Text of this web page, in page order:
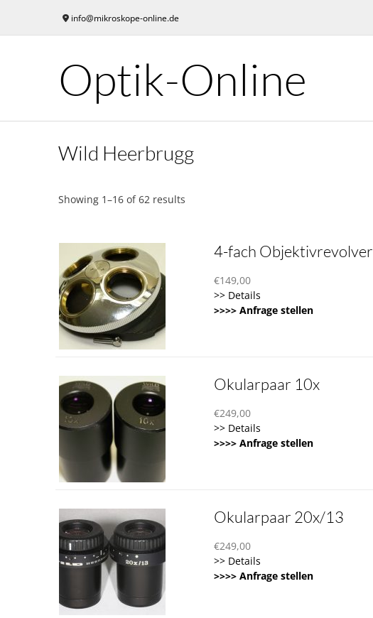
content
info@mikroskope-online.de
Optik-Online
Wild Heerbrugg
Showing 1–16 of 62 results
4-fach Objektivrevolver
€149,00
>> Details
>>>> Anfrage stellen
Okularpaar 10x
€249,00
>> Details
>>>> Anfrage stellen
Okularpaar 20x/13
€249,00
>> Details
>>>> Anfrage stellen